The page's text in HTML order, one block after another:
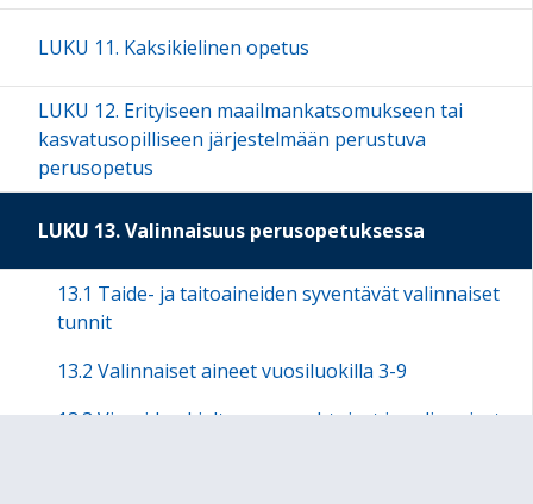
LUKU 11. Kaksikielinen opetus
LUKU 12. Erityiseen maailmankatsomukseen tai
kasvatusopilliseen järjestelmään perustuva
perusopetus
LUKU 13. Valinnaisuus perusopetuksessa
13.1 Taide- ja taitoaineiden syventävät valinnaiset
tunnit
13.2 Valinnaiset aineet vuosiluokilla 3-9
13.3 Vieraiden kielten vapaaehtoiset ja valinnaiset